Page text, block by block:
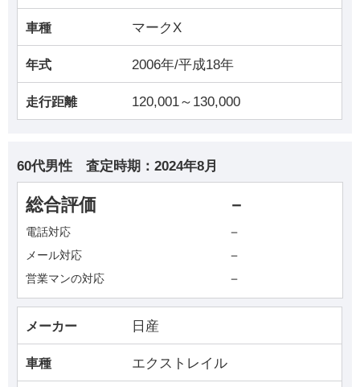
車種 マークX
年式 2006年/平成18年
走行距離 120,001～130,000
60代男性 査定時期： 2024年8月
総合評価 －
電話対応 －
メール対応 －
営業マンの対応 －
メーカー 日産
車種 エクストレイル